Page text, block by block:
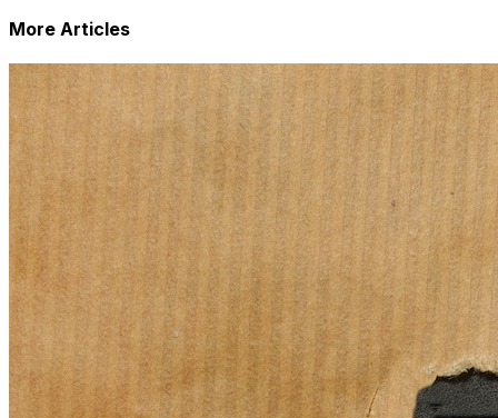
More Articles